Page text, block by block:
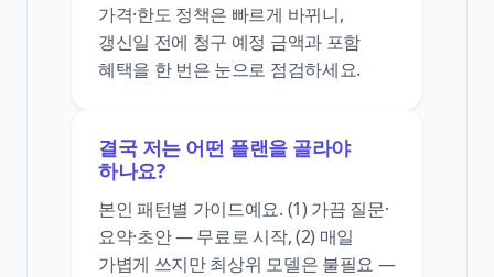
가격·한도 정책은 빠르게 바뀌니,
갱신일 전에 청구 예정 금액과 포함
혜택을 한 번은 눈으로 점검하세요.
결국 저는 어떤 플랜을 골라야
하나요?
본인 패턴별 가이드예요. (1) 가끔 질문·
요약·초안 — 무료로 시작, (2) 매일
가볍게 쓰지만 최상위 모델은 불필요 —